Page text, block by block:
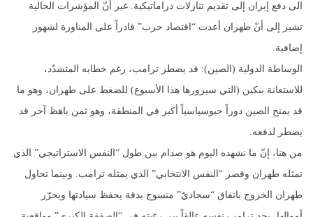
الى دفع إيران إلى تقديم تنازلات دراماتيكية. غير أنّ المؤشرات الحالية
تشير إلى أنّ طهران أعدت “اقتصاد حرب” قادراً على المناورة لشهور
إضافية.
الوساطة الدولية (الصين): قد يضطر ترامب، رغم خطابه المتشدّد،
للاستعانة ببكين (التي سيزورها هذا الأسبوع) للضغط على طهران، وهو ما
قد يمنح الصين دوراً جيوسياسياً أكبر في المنطقة، وهو ثمن باهظ آخر قد
يضطر لدفعه.
من هنا، إنّ ما نشهده اليوم هو صدام بين طول “النفس الاستراتيجي” الذي
تمثله طهران وقصر “النفس الانتخابي” الذي يمثله ترامب. وبينما تحاول
طهران الخروج باتفاق “سجاديّ” منسوج بدقة يحفظ سيادتها ويحرّر